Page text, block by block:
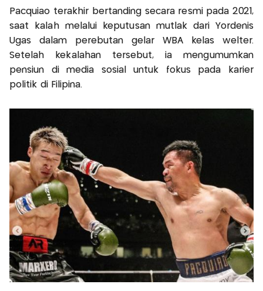
Pacquiao terakhir bertanding secara resmi pada 2021,
saat kalah melalui keputusan mutlak dari Yordenis
Ugas dalam perebutan gelar WBA kelas welter.
Setelah kekalahan tersebut, ia mengumumkan
pensiun di media sosial untuk fokus pada karier
politik di Filipina.